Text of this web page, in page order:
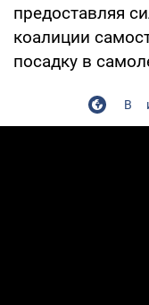
предоставляя
коалиции
посадку в